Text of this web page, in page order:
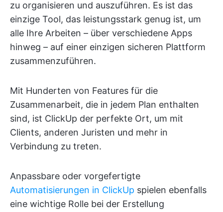
zu organisieren und auszuführen. Es ist das
einzige Tool, das leistungsstark genug ist, um
alle Ihre Arbeiten – über verschiedene Apps
hinweg – auf einer einzigen sicheren Plattform
zusammenzuführen.
Mit Hunderten von Features für die
Zusammenarbeit, die in jedem Plan enthalten
sind, ist ClickUp der perfekte Ort, um mit
Clients, anderen Juristen und mehr in
Verbindung zu treten.
Anpassbare oder vorgefertigte
Automatisierungen in ClickUp spielen ebenfalls
eine wichtige Rolle bei der Erstellung